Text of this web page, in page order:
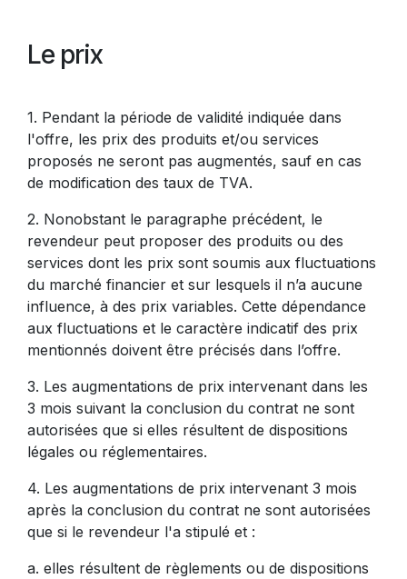
Le prix
1. Pendant la période de validité indiquée dans
l'offre, les prix des produits et/ou services
proposés ne seront pas augmentés, sauf en cas
de modification des taux de TVA.
2. Nonobstant le paragraphe précédent, le
revendeur peut proposer des produits ou des
services dont les prix sont soumis aux fluctuations
du marché financier et sur lesquels il n’a aucune
influence, à des prix variables. Cette dépendance
aux fluctuations et le caractère indicatif des prix
mentionnés doivent être précisés dans l’offre.
3. Les augmentations de prix intervenant dans les
3 mois suivant la conclusion du contrat ne sont
autorisées que si elles résultent de dispositions
légales ou réglementaires.
4. Les augmentations de prix intervenant 3 mois
après la conclusion du contrat ne sont autorisées
que si le revendeur l'a stipulé et :
a. elles résultent de règlements ou de dispositions